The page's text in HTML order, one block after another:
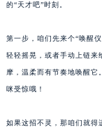
的“天才吧”时刻。
第一步，咱们先来个“唤醒
轻轻摇晃，或者手动上链来
摩，温柔而有节奏地唤醒它
咪受惊哦！
如果这招不灵，那咱们就得